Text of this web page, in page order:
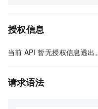
授权信息
当前 API 暂无授权信息透出。
请求语法